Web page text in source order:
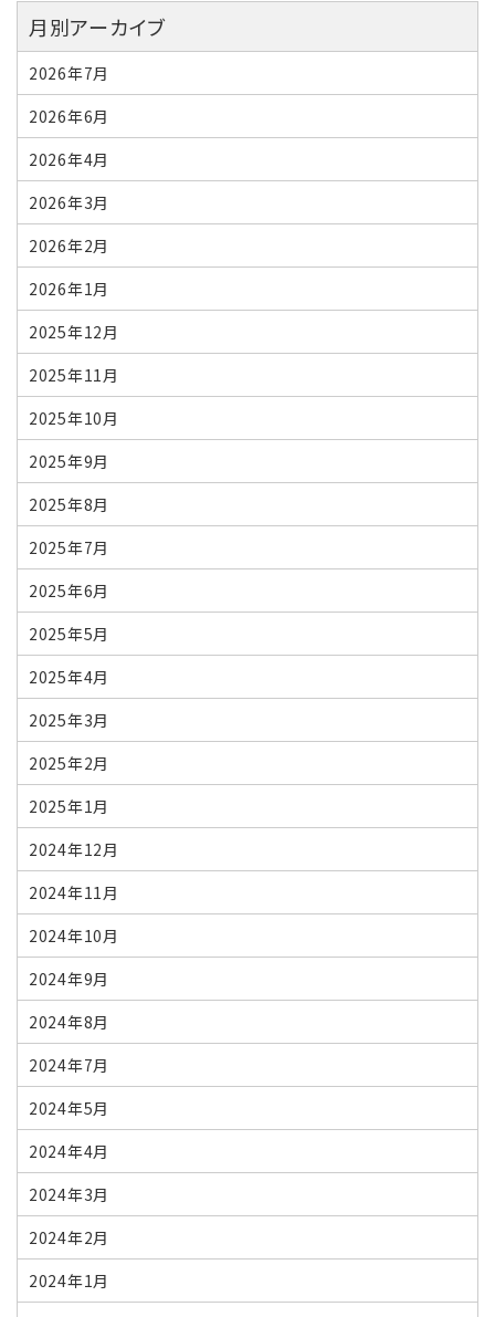
月別アーカイブ
2026年7月
2026年6月
2026年4月
2026年3月
2026年2月
2026年1月
2025年12月
2025年11月
2025年10月
2025年9月
2025年8月
2025年7月
2025年6月
2025年5月
2025年4月
2025年3月
2025年2月
2025年1月
2024年12月
2024年11月
2024年10月
2024年9月
2024年8月
2024年7月
2024年5月
2024年4月
2024年3月
2024年2月
2024年1月